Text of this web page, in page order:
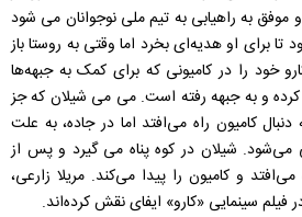
موفق به راهیابی به تیم ملی نوجوانان می شود
برای او هدیه‌ای بخرد اما وقتی به روستا باز
خود را در کامیونی که برای کمک به جبهه‌ها
و به جبهه رفته است. می می شیلان که جز
دنبال کامیون راه می‌افتد اما در جاده، به علت
می‌شود. شیلان در کوه پناه می گیرد و پس از
می‌افتد و کامیون را پیدا می‌کند. مریلا زارعی،
سینمایی «کارو» ایفای نقش کرده‌اند.